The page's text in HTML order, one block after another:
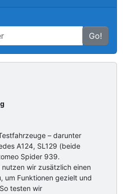
Go!
– darunter
A124, SL129 (beide
Spider 939.
wir zusätzlich einen
um Funktionen gezielt und
testen wir